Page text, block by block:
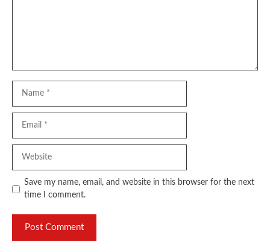
Save my name, email, and website in this browser for the next
time I comment.